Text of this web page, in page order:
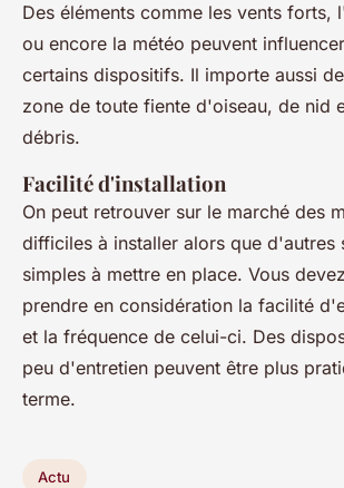
Des éléments comme les vents forts,
ou encore la météo peuvent
certains dispositifs. Il importe aussi
zone de toute fiente d'oiseau, de nid
débris.
Facilité d'installation
On peut retrouver sur le marché des
difficiles à installer alors que d'autres
simples à mettre en place. Vous
prendre en considération la facilité
et la fréquence de celui-ci. Des
peu d'entretien peuvent être plus
terme.
Actu